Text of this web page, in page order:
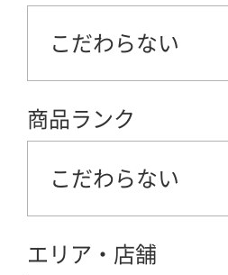
こだわらない
商品ランク
こだわらない
エリア・店舗